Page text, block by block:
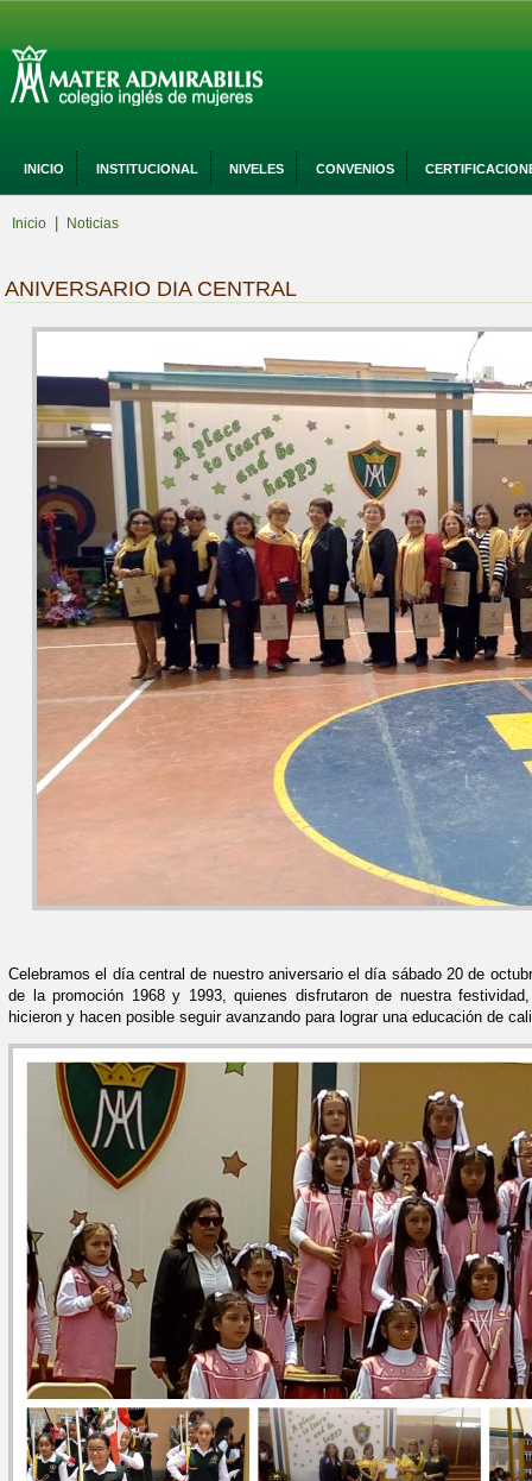
INICIO INSTITUCIONAL NIVELES CONVENIOS
Inicio Noticias
ANIVERSARIO DIA CENTRAL
Celebramos el día central de nuestro aniversario el día sábado 20 de
de la promoción 1968 y 1993, quienes disfrutaron de nuestra
hicieron y hacen posible seguir avanzando para lograr una educación de